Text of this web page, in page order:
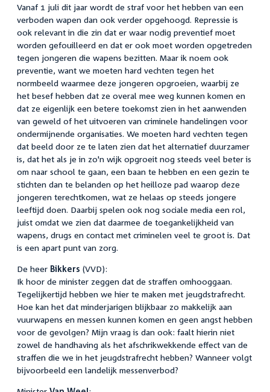
Vanaf 1 juli dit jaar wordt de straf voor het hebben van een
verboden wapen dan ook verder opgehoogd. Repressie is
ook relevant in die zin dat er waar nodig preventief moet
worden gefouilleerd en dat er ook moet worden opgetreden
tegen jongeren die wapens bezitten. Maar ik noem ook
preventie, want we moeten hard vechten tegen het
normbeeld waarmee deze jongeren opgroeien, waarbij ze
het besef hebben dat ze overal mee weg kunnen komen en
dat ze eigenlijk een betere toekomst zien in het aanwenden
van geweld of het uitvoeren van criminele handelingen voor
ondermijnende organisaties. We moeten hard vechten tegen
dat beeld door ze te laten zien dat het alternatief duurzamer
is, dat het als je in zo'n wijk opgroeit nog steeds veel beter is
om naar school te gaan, een baan te hebben en een gezin te
stichten dan te belanden op het heilloze pad waarop deze
jongeren terechtkomen, wat ze helaas op steeds jongere
leeftijd doen. Daarbij spelen ook nog sociale media een rol,
juist omdat we zien dat daarmee de toegankelijkheid van
wapens, drugs en contact met criminelen veel te groot is. Dat
is een apart punt van zorg.
De heer Bikkers (VVD):
Ik hoor de minister zeggen dat de straffen omhooggaan.
Tegelijkertijd hebben we hier te maken met jeugdstrafrecht.
Hoe kan het dat minderjarigen blijkbaar zo makkelijk aan
vuurwapens en messen kunnen komen en geen angst hebben
voor de gevolgen? Mijn vraag is dan ook: faalt hierin niet
zowel de handhaving als het afschrikwekkende effect van de
straffen die we in het jeugdstrafrecht hebben? Wanneer volgt
bijvoorbeeld een landelijk messenverbod?